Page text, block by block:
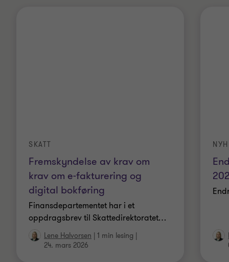
Fremskyndelse av krav om
krav om e-fakturering og
digital bokføring
SKATT
Finansdepartementet har i et
oppdragsbrev til Skattedirektoratet…
Lene Halvorsen 1 min lesing
24. mars 2026